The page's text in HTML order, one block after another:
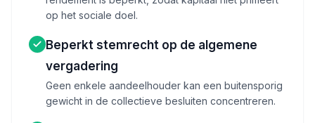
op het sociale doel.
Beperkt stemrecht op de algemene
vergadering
Geen enkele aandeelhouder kan een buitensporig
gewicht in de collectieve besluiten concentreren.